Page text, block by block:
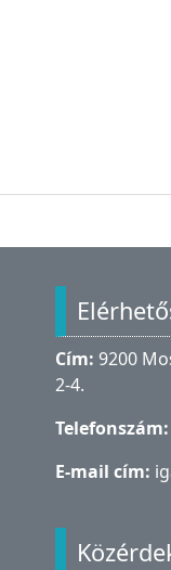
Cím: 9200
2-4.
Telefonszám:
E-mail cím: